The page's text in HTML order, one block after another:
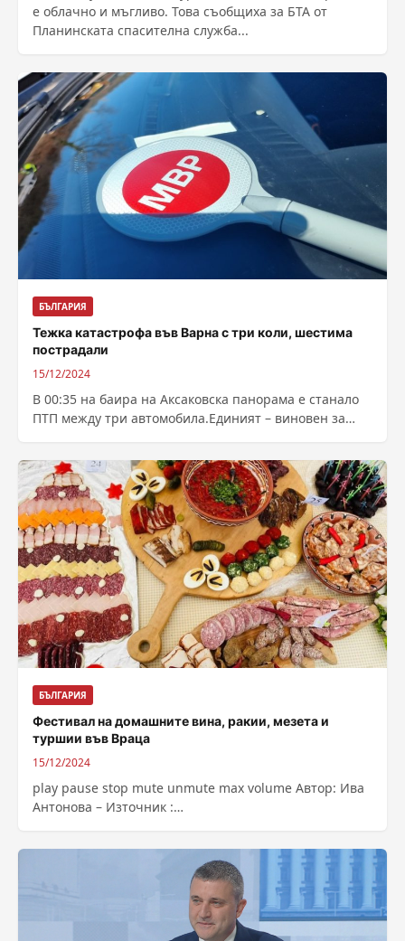
е облачно и мъгливо. Това съобщиха за БТА от
Планинската спасителна служба...
БЪЛГАРИЯ
Тежка катастрофа във Варна с три коли, шестима
пострадали
15/12/2024
В 00:35 на баира на Аксаковска панорама е станало
ПТП между три автомобила.Единият – виновен за
БЪЛГАРИЯ
Фестивал на домашните вина, ракии, мезета и
туршии във Враца
15/12/2024
play pause stop mute unmute max volume Автор: Ива
Антонова – Източник :
vina-rakii-mezeta-i-turshii-vav-vraca